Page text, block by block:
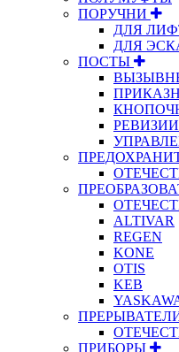
ПОРУЧНИ
ДЛЯ
ДЛЯ
ПОСТЫ
РЕВИЗИИ
ALTIVAR
REGEN
KONE
OTIS
KEB
ПРИБОРЫ